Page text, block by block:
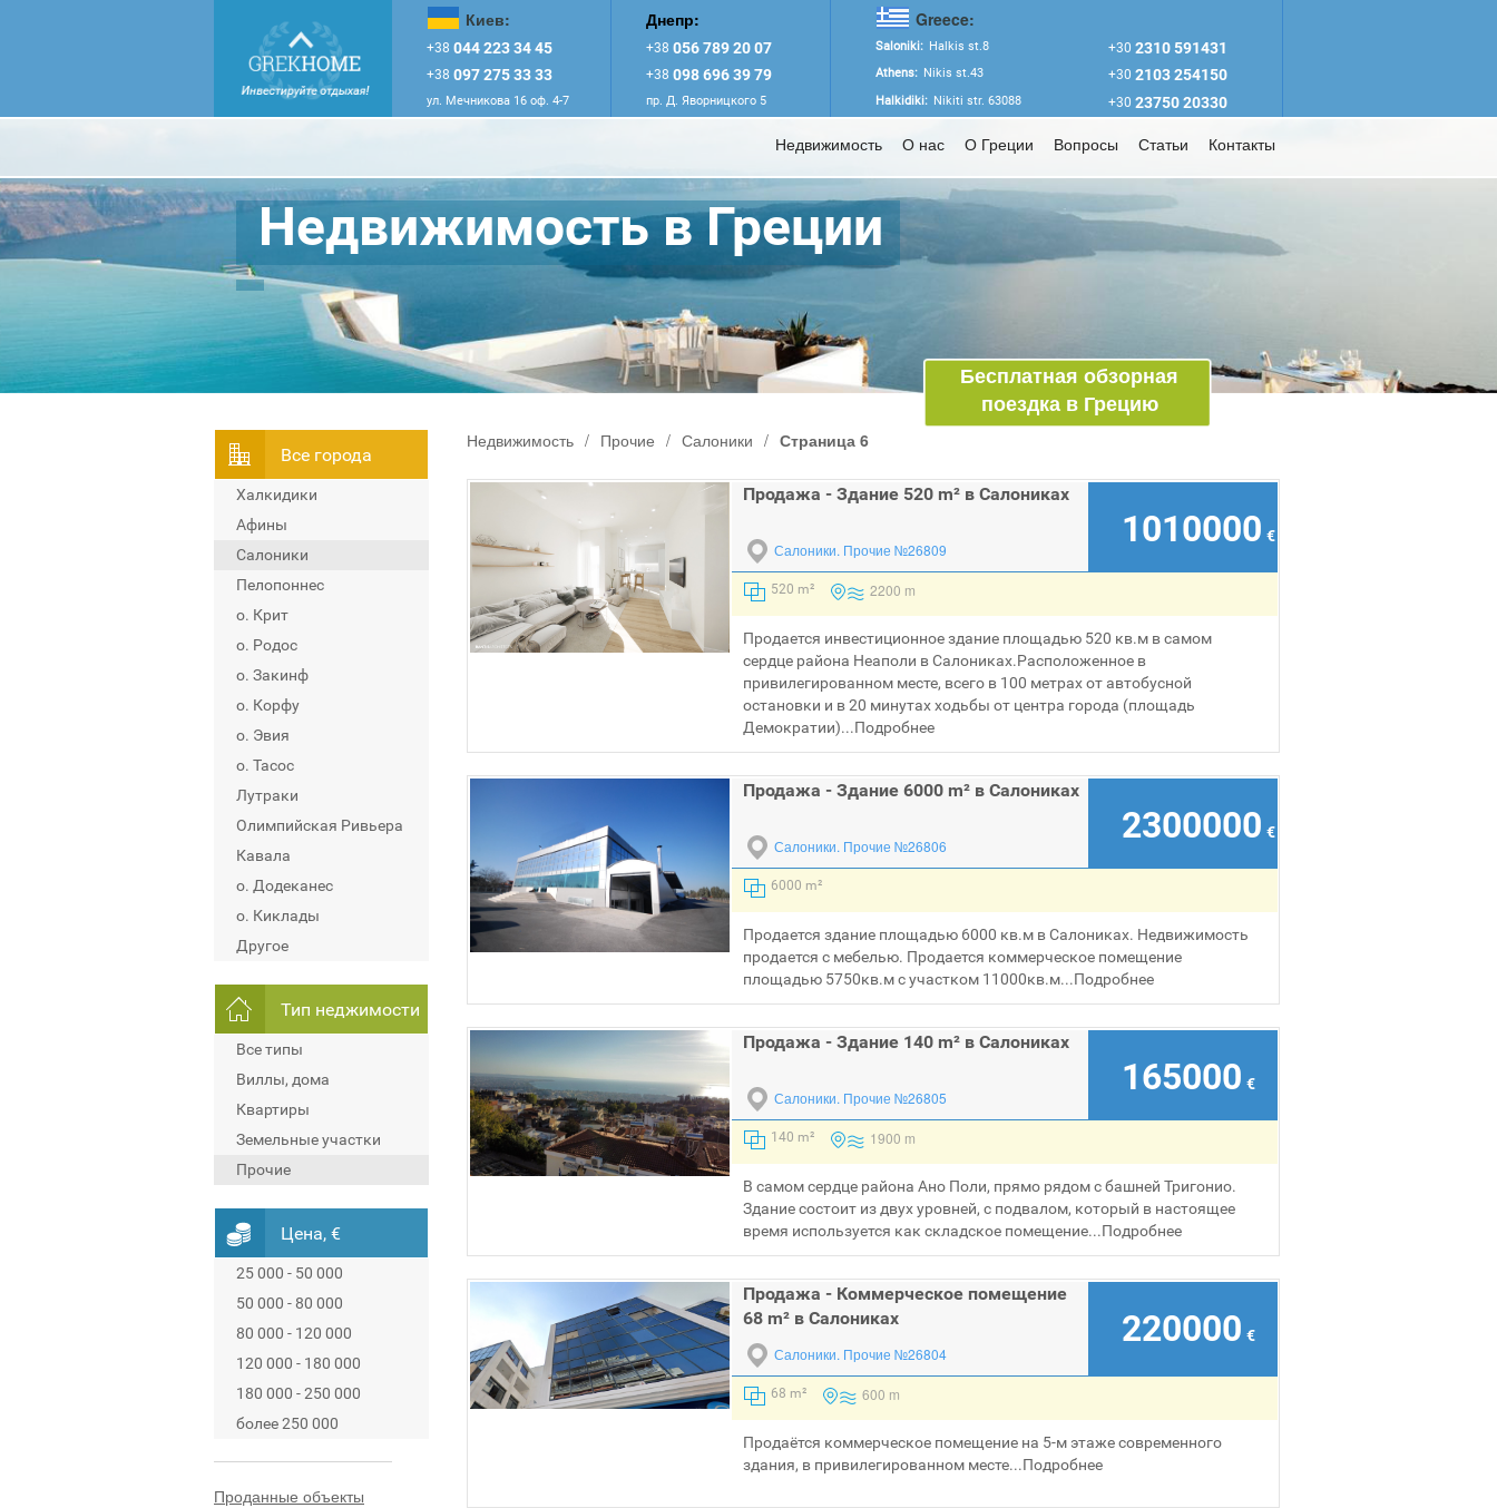
Киев: Днепр: Greece:
+38 044 223 34 45 +38 056 789 20 07 Saloniki: Halkis st.8 +30 2310 591431
+38 097 275 33 33 +38 098 696 39 79 Athens: Nikis st.43 +30 2103 254150
ул. Мечникова 16 оф. 4-7 пр. Д. Яворницкого 5 Halkidiki: Nikiti str. 63088 +30 23750 20330
Недвижимость О нас О Греции Вопросы Статьи Контакты
Недвижимость в Греции
Бесплатная обзорная
поездка в Грецию
Всe города
Халкидики
Афины
Салоники
Пелопоннес
о. Крит
о. Родос
о. Закинф
о. Корфу
о. Эвия
о. Тасос
Лутраки
Олимпийская Ривьера
Кавала
о. Додеканес
о. Киклады
Другое
Тип неджимости
Все типы
Виллы, дома
Квартиры
Земельные участки
Прочие
Цена, €
25 000 - 50 000
50 000 - 80 000
80 000 - 120 000
120 000 - 180 000
180 000 - 250 000
более 250 000
Проданные объекты
Недвижимость / Прочие / Салоники / Страница 6
Продажа - Здание 520 m² в Салониках
1010000 €
Салоники. Прочие №26809
520 m² 2200 m
Продается инвестиционное здание площадью 520 кв.м в самом
сердце района Неаполи в Салониках.Расположенное в
привилегированном месте, всего в 100 метрах от автобусной
остановки и в 20 минутах ходьбы от центра города (площадь
Демократии)...Подробнее
Продажа - Здание 6000 m² в Салониках
2300000 €
Салоники. Прочие №26806
6000 m²
Продается здание площадью 6000 кв.м в Салониках. Недвижимость
продается с мебелью. Продается коммерческое помещение
площадью 5750кв.м с участком 11000кв.м...Подробнее
Продажа - Здание 140 m² в Салониках
165000 €
Салоники. Прочие №26805
140 m² 1900 m
В самом сердце района Ано Поли, прямо рядом с башней Тригонио.
Здание состоит из двух уровней, с подвалом, который в настоящее
время используется как складское помещение...Подробнее
Продажа - Коммерческое помещение
68 m² в Салониках
220000 €
Салоники. Прочие №26804
68 m² 600 m
Продаётся коммерческое помещение на 5-м этаже современного
здания, в привилегированном месте...Подробнее